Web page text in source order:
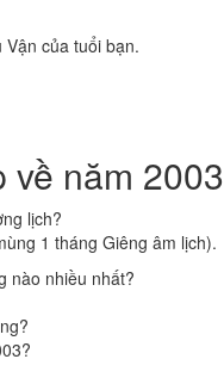
của tuổi bạn.
về năm 2003
lịch?
1 tháng Giêng âm lịch).
nào nhiều nhất?